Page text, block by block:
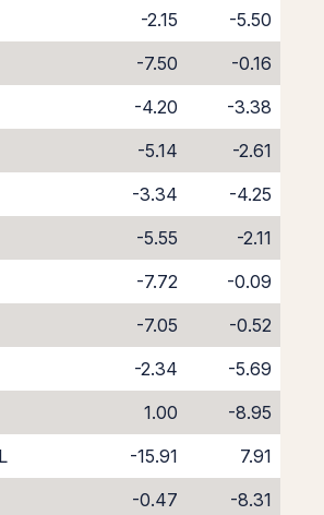
-2.15
-5.50
-7.50
-0.16
-4.20
-3.38
-5.14
-2.61
-3.34
-4.25
-5.55
-2.11
-7.72
-0.09
-7.05
-0.52
-2.34
-5.69
1.00
-8.95
-15.91
7.91
-0.47
-8.31